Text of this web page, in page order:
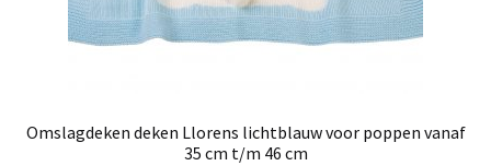
Omslagdeken deken Llorens lichtblauw voor poppen vanaf
35 cm t/m 46 cm